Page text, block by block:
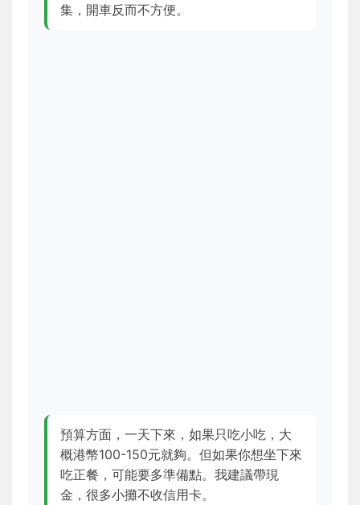
集，開車反而不方便。
預算方面，一天下來，如果只吃小吃，大
概港幣100-150元就夠。但如果你想坐下來
吃正餐，可能要多準備點。我建議帶現
金，很多小攤不收信用卡。